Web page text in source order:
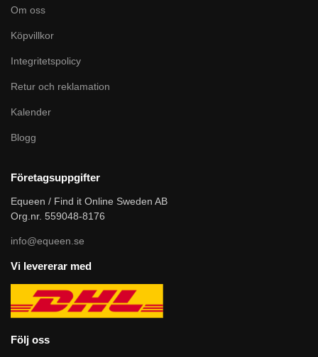
Om oss
Köpvillkor
Integritetspolicy
Retur och reklamation
Kalender
Blogg
Företagsuppgifter
Equeen / Find it Online Sweden AB
Org.nr. 559048-8176
info@equeen.se
Vi levererar med
Följ oss